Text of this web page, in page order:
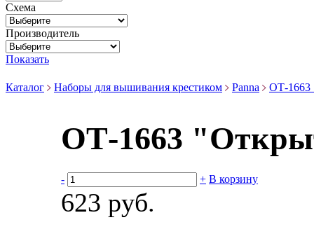
Схема
Производитель
Показать
Каталог Наборы для вышивания крестиком Panna ОТ-1663
ОТ-1663
- + В корзину
623 руб.